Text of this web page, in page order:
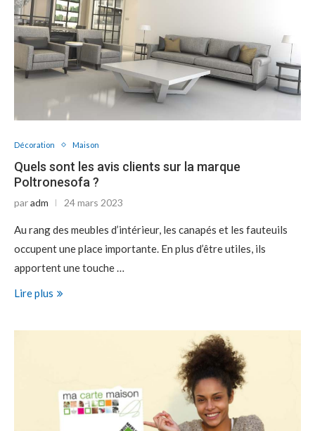
Décoration Maison
Quels sont les avis clients sur la marque
Poltronesofa ?
paradm 24 mars 2023
Au rang des meubles d’intérieur, les canapés et les fauteuils
occupent une place importante. En plus d’être utiles, ils
apportent une touche …
Lire plus